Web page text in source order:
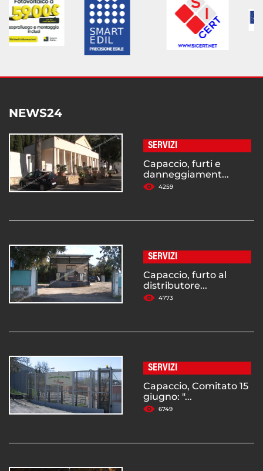
NEWS24
SERVIZI
Capaccio, furti e
danneggiament...
4259
SERVIZI
Capaccio, furto al
distributore...
4773
SERVIZI
Capaccio, Comitato 15
giugno: "...
6749